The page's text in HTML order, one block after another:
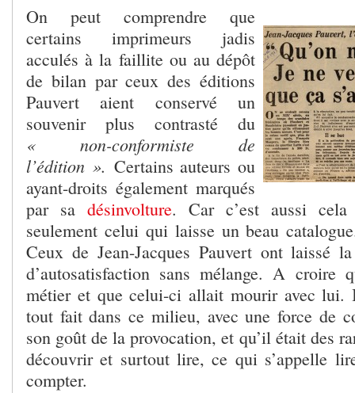
On peut comprendre que
certains imprimeurs jadis
acculés à la faillite ou au dépôt
de bilan par ceux des éditions
Pauvert aient conservé un
souvenir plus contrasté du
« non-conformiste de
l’édition ». Certains auteurs ou
ayant-droits également marqués
par sa désinvolture. Car c’est aussi
seulement celui qui laisse un beau
Ceux de Jean-Jacques Pauvert ont laissé
d’autosatisfaction sans mélange. A croire
métier et que celui-ci allait mourir avec lui.
tout fait dans ce milieu, avec une force de
son goût de la provocation, et qu’il était des
découvrir et surtout lire, ce qui s’appelle
compter.